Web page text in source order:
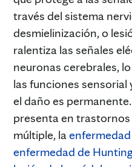
través del sistema
desmielinización, o
ralentiza las señales
neuronas cerebrales,
las funciones sensorial
el daño es
presenta en
múltiple, la
enfermedad de